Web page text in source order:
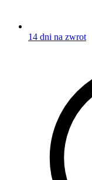
14 dni na zwrot